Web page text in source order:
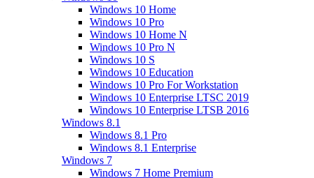
Windows 10 Home
Windows 10 Pro
Windows 10 Home N
Windows 10 Pro N
Windows 10 S
Windows 10 Education
Windows 10 Pro For Workstation
Windows 10 Enterprise LTSC 2019
Windows 10 Enterprise LTSB 2016
Windows 8.1
Windows 8.1 Pro
Windows 8.1 Enterprise
Windows 7
Windows 7 Home Premium